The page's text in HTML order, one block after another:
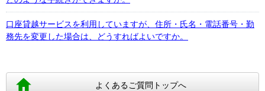
口座貸越サービスを利用していますが、住所・氏名・電話番号・勤
務先を変更した場合は、どうすればよいですか。
よくあるご質問トップへ